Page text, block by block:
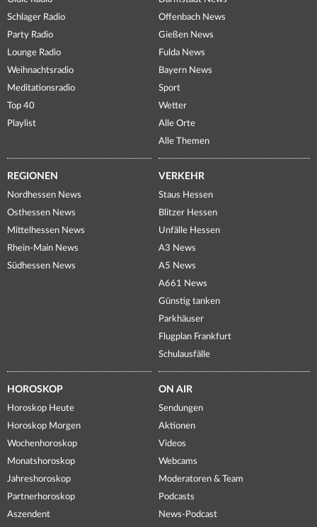
Schlager Radio
Party Radio
Lounge Radio
Weihnachtsradio
Meditationsradio
Top 40
Playlist
Offenbach News
Gießen News
Fulda News
Bayern News
Sport
Wetter
Alle Orte
Alle Themen
REGIONEN
Nordhessen News
Osthessen News
Mittelhessen News
Rhein-Main News
Südhessen News
VERKEHR
Staus Hessen
Blitzer Hessen
Unfälle Hessen
A3 News
A5 News
A661 News
Günstig tanken
Parkhäuser
Flugplan Frankfurt
Schulausfälle
HOROSKOP
Horoskop Heute
Horoskop Morgen
Wochenhoroskop
Monatshoroskop
Jahreshoroskop
Partnerhoroskop
Aszendent
ON AIR
Sendungen
Aktionen
Videos
Webcams
Moderatoren & Team
Podcasts
News-Podcast